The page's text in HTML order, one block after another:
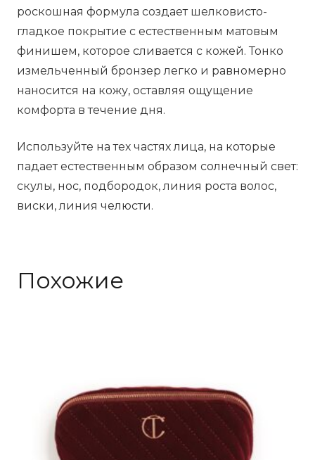
glow,
10
г
роскошная формула создает шелковисто-
гладкое покрытие с естественным матовым
финишем, которое сливается с кожей. Тонко
измельченный бронзер легко и равномерно
наносится на кожу, оставляя ощущение
комфорта в течение дня.
Используйте на тех частях лица, на которые
падает естественным образом солнечный свет:
скулы, нос, подбородок, линия роста волос,
виски, линия челюсти.
Похожие